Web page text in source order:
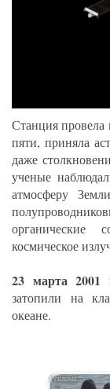
Станция провела
пяти, приняла
даже
ученые
атмосферу
органические
космическое
23 марта 2001
затопили на
океане.